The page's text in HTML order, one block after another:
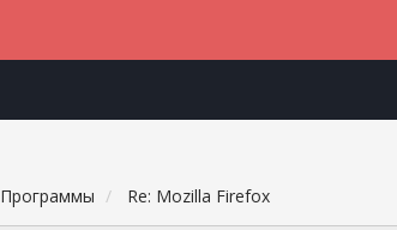
Программы Re: Mozilla Firefox